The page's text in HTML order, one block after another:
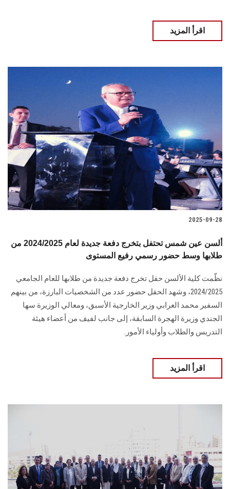
اقرأ المزيد
2025-09-28
ألسن عين شمس تحتفل بتخرج دفعة جديدة لعام 2024/2025 من
طلابها وسط حضور رسمي رفيع المستوى
نظّمت كلية الألسن حفل تخرج دفعة جديدة من طلابها للعام الجامعي
2024/2025، وشهد الحفل حضور عدد من الشخصيات البارزة، من بينهم
السفير محمد العرابي وزير الخارجية الأسبق، ومعالي الوزيرة سها
الجندي وزيرة الهجرة السابقة، إلى جانب لفيف من أعضاء هيئة
التدريس والطلاب وأولياء الأمور.
اقرأ المزيد